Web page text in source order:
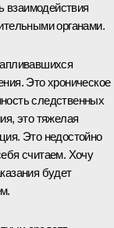
органами.
Это хроническое
следственных
это тяжелая
Это недостойно
считаем. Хочу
будет